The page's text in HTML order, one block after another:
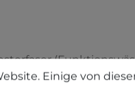
Einige von